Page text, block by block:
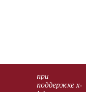
при
поддержке x-